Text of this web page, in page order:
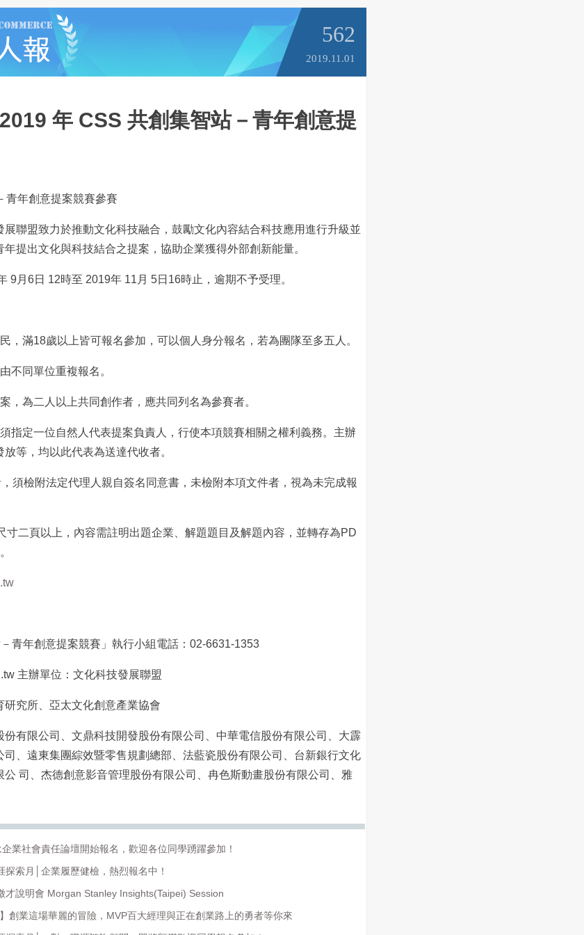
562
2019.11.01
年 CSS 共創集智站－青年創意提
青年創意提案競賽參賽
聯盟致力於推動文化科技融合，鼓勵文化內容結合科技應用進行升級並
提出文化與科技結合之提案，協助企業獲得外部創新能量。
9月6日 12時至 2019年 11月 5日16時止，逾期不予受理。
，滿18歲以上皆可報名參加，可以個人身分報名，若為團隊至多五人。
不同單位重複報名。
，為二人以上共同創作者，應共同列名為參賽者。
指定一位自然人代表提案負責人，行使本項競賽相關之權利義務。主辦
等，均以此代表為送達代收者。
須檢附法定代理人親自簽名同意書，未檢附本項文件者，視為未完成報
寸二頁以上，內容需註明出題企業、解題題目及解題內容，並轉存為PD
青年創意提案競賽」執行小組電話：02-6631-1353
主辦單位：文化科技發展聯盟
究所、亞太文化創意產業協會
份有限公司、文鼎科技開發股份有限公司、中華電信股份有限公司、大霹
司、遠東集團綜效暨零售規劃總部、法藍瓷股份有限公司、台新銀行文化
司、杰德創意影音管理股份有限公司、冉色斯動畫股份有限公司、雅
業社會責任論壇開始報名，歡迎各位同學踴躍參加！
探索月│企業履歷健檢，熱烈報名中！
才說明會 Morgan Stanley Insights(Taipei) Session
創業這場華麗的冒險，MVP百大經理與正在創業路上的勇者等你來